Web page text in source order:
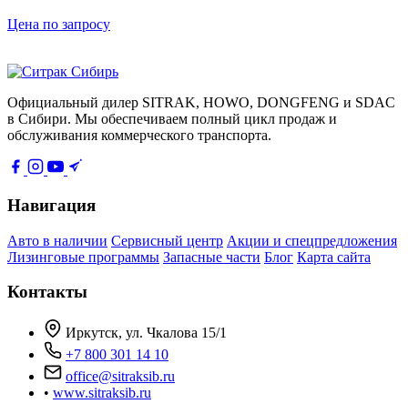
Цена по запросу
Официальный дилер SITRAK, HOWO, DONGFENG и SDAC
в Сибири. Мы обеспечиваем полный цикл продаж и
обслуживания коммерческого транспорта.
Навигация
Авто в наличии Сервисный центр Акции и спецпредложения
Лизинговые программы Запасные части Блог Карта сайта
Контакты
Иркутск, ул. Чкалова 15/1
+7 800 301 14 10
office@sitraksib.ru
• www.sitraksib.ru